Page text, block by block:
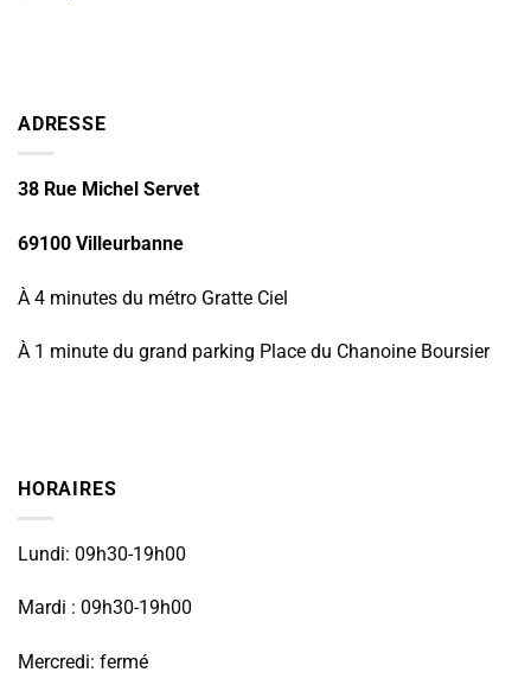
ADRESSE
38 Rue Michel Servet
69100 Villeurbanne
À 4 minutes du métro Gratte Ciel
À 1 minute du grand parking Place du Chanoine Boursier
HORAIRES
Lundi: 09h30-19h00
Mardi : 09h30-19h00
Mercredi: fermé